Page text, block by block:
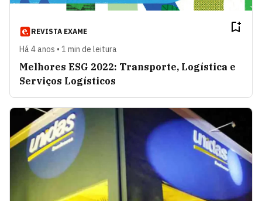
REVISTA EXAME
Há 4 anos • 1 min de leitura
Melhores ESG 2022: Transporte, Logística e
Serviços Logísticos